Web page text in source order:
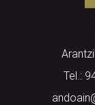
Tel.: